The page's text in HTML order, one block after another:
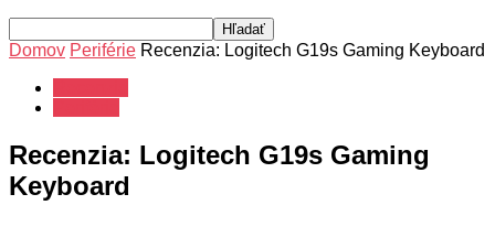
Domov Periférie Recenzia: Logitech G19s Gaming Keyboard
Recenzia: Logitech G19s Gaming
Keyboard